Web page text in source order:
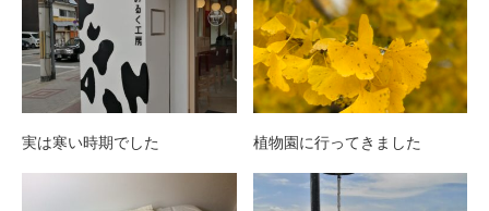
実は寒い時期でした 植物園に行ってきました